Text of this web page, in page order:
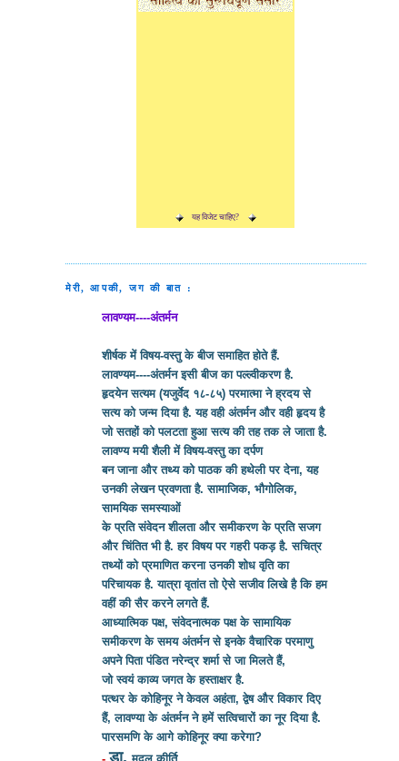
यह विजेट चाहिए?
मेरी, आपकी, जग की बात :
लावण्यम----अंतर्मन
शीर्षक में विषय-वस्तु के बीज समाहित होते हैं.
लावण्यम----अंतर्मन इसी बीज का पल्ल्वीकरण है.
हृदयेन सत्यम (यजुर्वेद १८-८५) परमात्मा ने ह्रदय से
सत्य को जन्म दिया है. यह वही अंतर्मन और वही हृदय है
जो सतहों को पलटता हुआ सत्य की तह तक ले जाता है.
लावण्य मयी शैली में विषय-वस्तु का दर्पण
बन जाना और तथ्य को पाठक की हथेली पर देना, यह
उनकी लेखन प्रवणता है. सामाजिक, भौगोलिक,
सामयिक समस्याओं
के प्रति संवेदन शीलता और समीकरण के प्रति सजग
और चिंतित भी है. हर विषय पर गहरी पकड़ है. सचित्र
तथ्यों को प्रमाणित करना उनकी शोध वृति का
परिचायक है. यात्रा वृतांत तो ऐसे सजीव लिखे है कि हम
वहीं की सैर करने लगते हैं.
आध्यात्मिक पक्ष, संवेदनात्मक पक्ष के सामायिक
समीकरण के समय अंतर्मन से इनके वैचारिक परमाणु
अपने पिता पंडित नरेन्द्र शर्मा सेजा मिलते हैं,
जो स्वयं काव्य जगत के हस्ताक्षर है.
पत्थर के कोहिनूर ने केवल अहंता, द्वेष और विकार दिए
हैं, लावण्या के अंतर्मन ने हमें सत्विचारों का नूर दिया है.
पारसमणि के आगे कोहिनूर क्या करेगा?